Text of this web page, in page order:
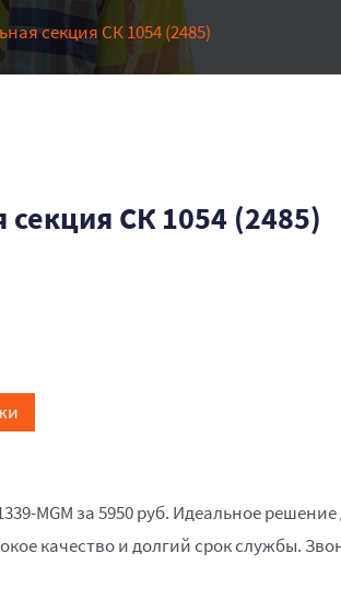
секция СК 1054 (2485)
СК 1054 (2485)
MGM за 5950 руб. Идеальное
качество и долгий срок службы.